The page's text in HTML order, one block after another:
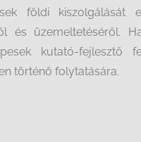
földi kiszolgálását
és üzemeltetéséről.
kutató-fejlesztő
történő folytatására.